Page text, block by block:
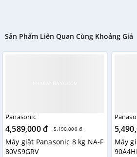
Sản Phẩm Liên Quan Cùng Khoảng Giá
Panasonic
4,589,000 đ 5,190,000 đ
Máy giặt Panasonic 8 kg NA-F
80VS9GRV
Máy